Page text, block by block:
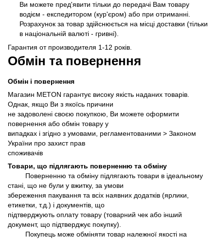
Ви можете пред'явити тільки до передачі Вам товару
водієм - експедитором (кур'єром) або при отриманні.
Розрахунок за товар здійснюється на місці доставки (тільки
в національній валюті - гривні).
Гарантия от производителя 1-12 років.
Обмін та повернення
Обмін і повернення
Магазин METON гарантує високу якість наданих товарів.
Однак, якщо Ви з якоїсь причини
не задоволені своєю покупкою, Ви можете оформити
повернення або обмін товару у
випадках і згідно з умовами, регламентованими > Законом
України про захист прав
споживачів
Товари, що підлягають поверненню та обміну
Поверненню та обміну підлягають товари в ідеальному
стані, що не були у вжитку, за умови
збереження пакування та всіх наявних додатків (ярлики,
етикетки, т.д.) і документів, що
підтверджують оплату товару (товарний чек або інший
документ, що підтверджує покупку).
Покупець може обміняти товар належної якості на